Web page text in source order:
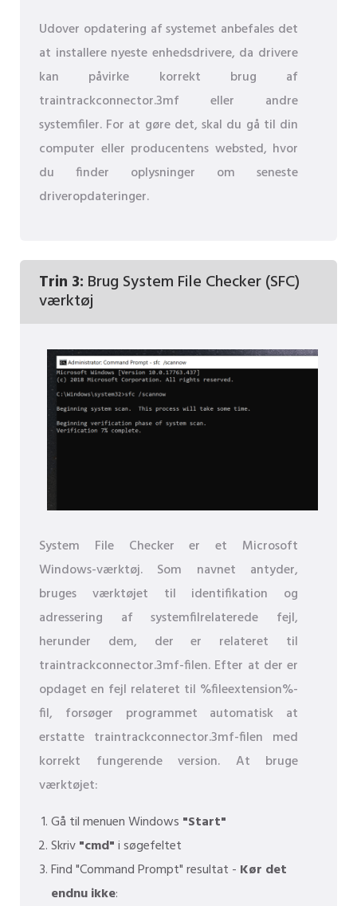
Udover opdatering af systemet anbefales det
at installere nyeste enhedsdrivere, da drivere
kan påvirke korrekt brug af
traintrackconnector.3mf eller andre
systemfiler. For at gøre det, skal du gå til din
computer eller producentens websted, hvor
du finder oplysninger om seneste
driveropdateringer.
Trin 3: Brug System File Checker (SFC)
værktøj
System File Checker er et Microsoft
Windows-værktøj. Som navnet antyder,
bruges værktøjet til identifikation og
adressering af systemfilrelaterede fejl,
herunder dem, der er relateret til
traintrackconnector.3mf-filen. Efter at der er
opdaget en fejl relateret til %fileextension%-
fil, forsøger programmet automatisk at
erstatte traintrackconnector.3mf-filen med
korrekt fungerende version. At bruge
værktøjet:
Gå til menuen Windows "Start"
Skriv"cmd"i søgefeltet
Find "Command Prompt" resultat - Kør det
endnu ikke: